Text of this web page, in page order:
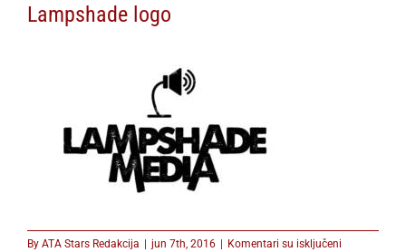
Lampshade logo
By ATA Stars Redakcija | jun 7th, 2016 | Komentari su isključeni